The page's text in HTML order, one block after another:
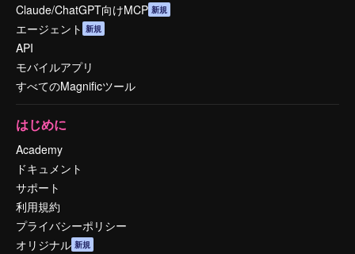
Claude/ChatGPT向けMCP 新規
エージェント 新規
API
モバイルアプリ
すべてのMagnificツール
はじめに
Academy
ドキュメント
サポート
利用規約
プライバシーポリシー
オリジナル 新規